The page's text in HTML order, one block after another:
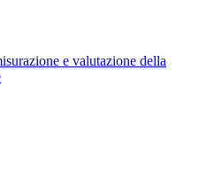
e valutazione della